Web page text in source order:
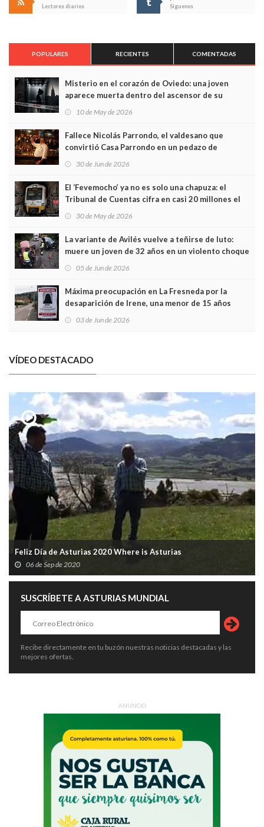
Lectores diarios
Síguenos
POPULARES RECIENTES COMENTADAS
Misterio en el corazón de Oviedo: una joven
aparece muerta dentro del ascensor de su
edificio y las cámaras captan sus últimos minutos
10 de May de 2026
Fallece Nicolás Parrondo, el valdesano que
convirtió Casa Parrondo en un pedazo de
Asturias en Madrid
30 de Jun de 2026
El ‘Fevemocho’ ya no es solo una chapuza: el
Tribunal de Cuentas cifra en casi 20 millones el
sobrecoste de los trenes que no cabían por los
30 de May de 2026
La variante de Avilés vuelve a teñirse de luto:
muere un joven de 32 años en un violento choque
frontal
05 de Jun de 2026
Máxima preocupación en La Fresneda por la
desaparición de Irene, una menor de 15 años
03 de Jun de 2026
VÍDEO DESTACADO
Feliz Día de Asturias 2020 Where is Asturias
06 de Sep de 2020
SUSCRÍBETE A ASTURIAS MUNDIAL
Recibe directamente en tu buzón nuestras noticias destacadas y las
mejores ofertas.
ANUNCIO